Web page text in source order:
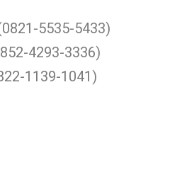
5535-5433)
4293-3336)
1139-1041)